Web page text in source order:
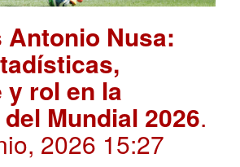
Antonio Nusa:
rol en la
Mundial 2026.
2026 15:27